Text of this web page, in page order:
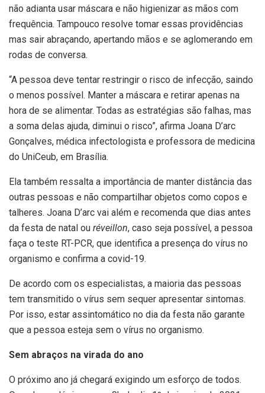
não adianta usar máscara e não higienizar as mãos com
frequência. Tampouco resolve tomar essas providências
mas sair abraçando, apertando mãos e se aglomerando em
rodas de conversa.
“A pessoa deve tentar restringir o risco de infecção, saindo
o menos possível. Manter a máscara e retirar apenas na
hora de se alimentar. Todas as estratégias são falhas, mas
a soma delas ajuda, diminui o risco”, afirma Joana D’arc
Gonçalves, médica infectologista e professora de medicina
do UniCeub, em Brasília.
Ela também ressalta a importância de manter distância das
outras pessoas e não compartilhar objetos como copos e
talheres. Joana D’arc vai além e recomenda que dias antes
da festa de natal ou réveillon, caso seja possível, a pessoa
faça o teste RT-PCR, que identifica a presença do vírus no
organismo e confirma a covid-19.
De acordo com os especialistas, a maioria das pessoas
tem transmitido o vírus sem sequer apresentar sintomas.
Por isso, estar assintomático no dia da festa não garante
que a pessoa esteja sem o vírus no organismo.
Sem abraços na virada do ano
O próximo ano já chegará exigindo um esforço de todos.